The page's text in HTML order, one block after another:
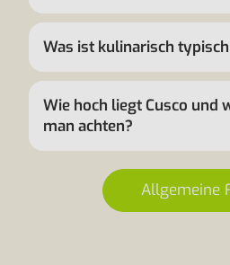
Was ist kulinarisch
Wie hoch liegt Cusco und
man achten?
Allgemeine